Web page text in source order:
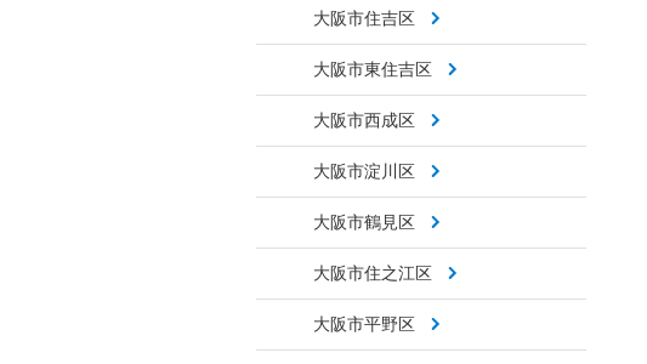
大阪市住吉区
大阪市東住吉区
大阪市西成区
大阪市淀川区
大阪市鶴見区
大阪市住之江区
大阪市平野区